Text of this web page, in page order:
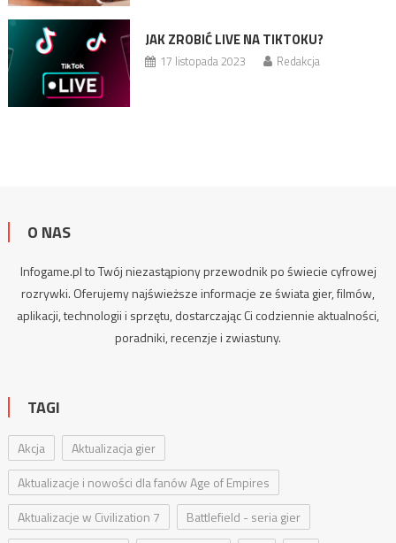
JAK ZROBIĆ LIVE NA TIKTOKU?
17 listopada 2023 Redakcja
O NAS
Infogame.pl to Twój niezastąpiony przewodnik po świecie cyfrowej
rozrywki. Oferujemy najświeższe informacje ze świata gier, filmów,
aplikacji, technologii i sprzętu, dostarczając Ci codziennie aktualności,
poradniki, recenzje i zwiastuny.
TAGI
Akcja
Aktualizacja gier
Aktualizacje i nowości dla fanów Age of Empires
Aktualizacje w Civilization 7
Battlefield - seria gier